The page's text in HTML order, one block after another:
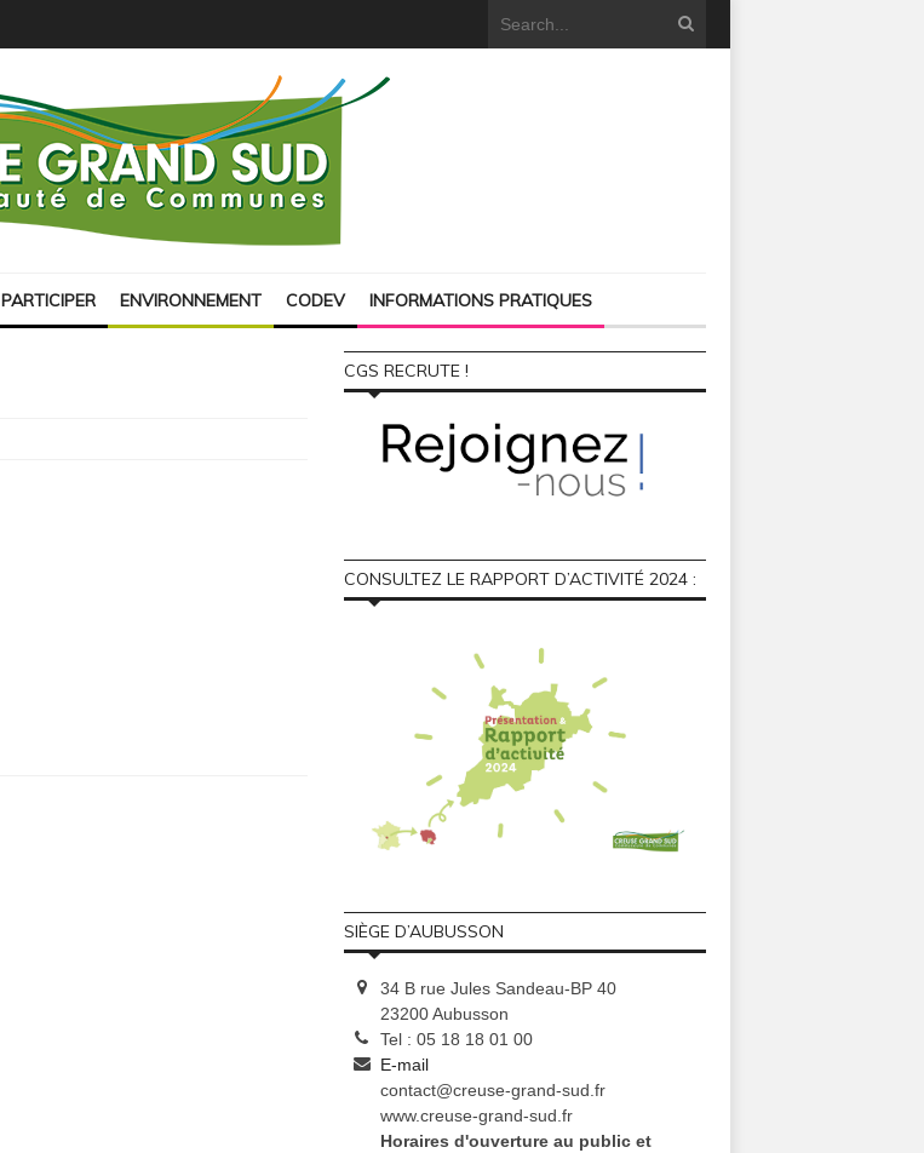
PARTICIPER ENVIRONNEMENT CODEV INFORMATIONS PRATIQUES
CGS RECRUTE !
CONSULTEZ LE RAPPORT D’ACTIVITÉ 2024 :
SIÈGE D’AUBUSSON
34 B rue Jules Sandeau-BP 40
23200 Aubusson
Tel : 05 18 18 01 00
E-mail
contact@creuse-grand-sud.fr
www.creuse-grand-sud.fr
Horaires d'ouverture au public et